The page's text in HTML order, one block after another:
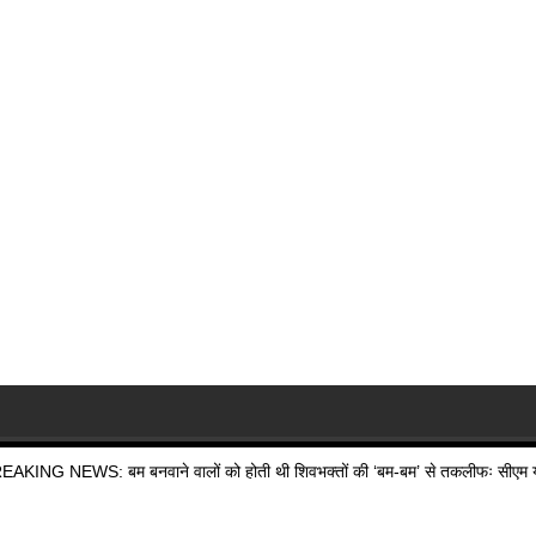
NEWS: बम बनवाने वालों को होती थी शिवभक्तों की ‘बम-बम’ से तकलीफः सीएम